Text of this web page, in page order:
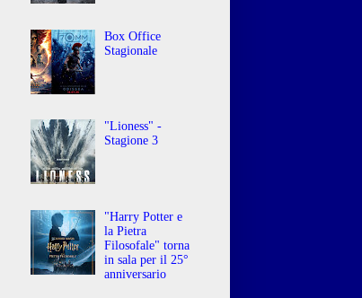
Box Office
Stagionale
"Lioness" -
Stagione 3
"Harry Potter e
la Pietra
Filosofale" torna
in sala per il 25°
anniversario